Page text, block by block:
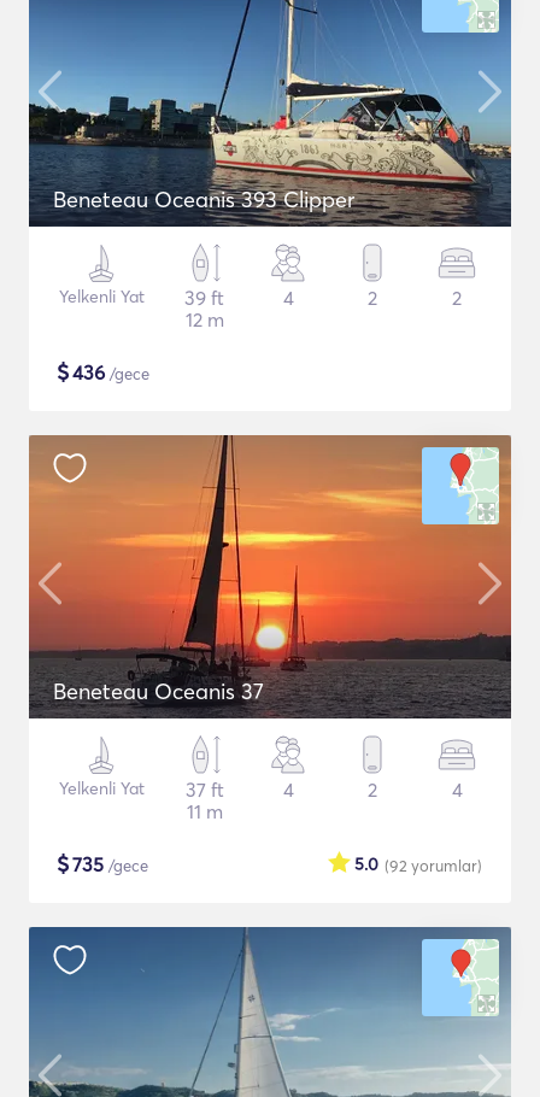
Beneteau Oceanis 393 Clipper
Yelkenli Yat
39 ft
12 m
4 2 2
$436 /gece
Beneteau Oceanis 37
Yelkenli Yat
37 ft
11 m
4 2 4
$735 /gece (92 yorumlar)
5.0